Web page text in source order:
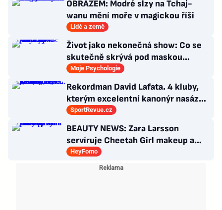
OBRAZEM: Modré slzy na Tchaj-
wanu mění moře v magickou říši
Lidé a země
Život jako nekonečná show: Co se
skutečně skrývá pod maskou
histrionské poruchy
Moje Psychologie
Rekordman David Lafata. 4 kluby,
kterým excelentní kanonýr nasázel
během kariéry nejvíc gólů
SportRevue.cz
BEAUTY NEWS: Zara Larsson
servíruje Cheetah Girl makeup a
Billie Eilish představuje nový
HeyFomo